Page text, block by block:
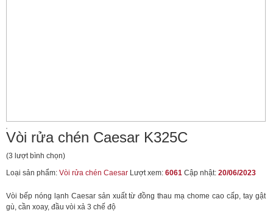
Vòi rửa chén Caesar K325C
(3 lượt bình chọn)
Loại sản phẩm: Vòi rửa chén Caesar Lượt xem: 6061 Cập nhật: 20/06/2023
Vòi bếp nóng lạnh Caesar sản xuất từ đồng thau mạ chome cao cấp, tay gật
gù, cần xoay, đầu vòi xả 3 chế độ